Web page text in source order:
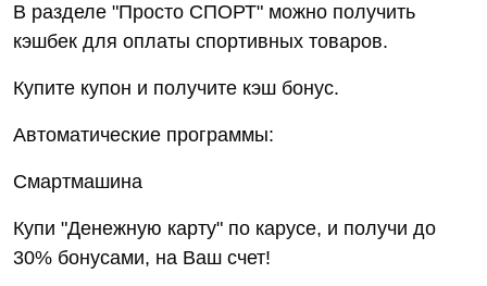
В разделе "Просто СПОРТ" можно получить
кэшбек для оплаты спортивных товаров.
Купите купон и получите кэш бонус.
Автоматические программы:
Смартмашина
Купи "Денежную карту" по карусе, и получи до
30% бонусами, на Ваш счет!